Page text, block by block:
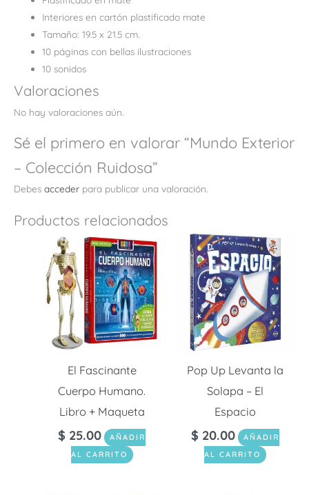
Interiores en cartón plastificado mate
Tamaño: 19.5 x 21.5 cm.
10 páginas con bellas ilustraciones
10 sonidos
Valoraciones
No hay valoraciones aún.
Sé el primero en valorar “Mundo Exterior
– Colección Ruidosa”
Debes acceder para publicar una valoración.
Productos relacionados
El Fascinante
Cuerpo Humano.
Libro + Maqueta
$ 25.00
AÑADIR
AL CARRITO
Pop Up Levanta la
Solapa – El
Espacio
$ 20.00
AÑADIR
AL CARRITO